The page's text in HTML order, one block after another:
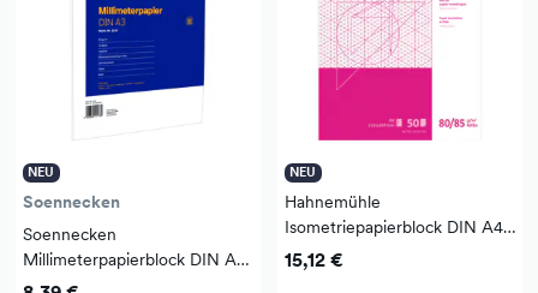
NEU
Soennecken
Soennecken
Millimeterpapierblock DIN A3
80g/m² 50 Bl.
NEU
Hahnemühle
Isometriepapierblock DIN A4
80/85g/m² 50 Bl.
15,12 €